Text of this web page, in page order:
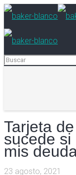
Tarjeta
sucede
mis
23 agosto, 2021